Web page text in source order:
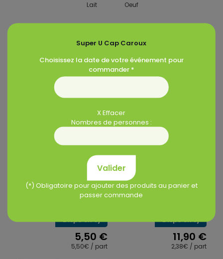
Lait Oeuf
Produits similaires
Tripes cuites – la
Dispo en 6j
5,50 €
5,50€ / part
Plateau
« Cochonnailles » – 5
Dispo en 3j
11,90 €
2,38€ / part
Super U Cap Caroux
Choisissez la date de votre événement pour
commander *
X Effacer
Nombres de personnes :
Valider
(*) Obligatoire pour ajouter des produits au panier et
passer commande